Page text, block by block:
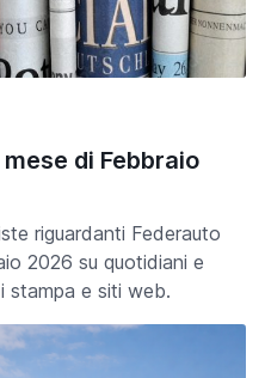
di Febbraio
riguardanti Federauto
2026 su quotidiani e
stampa e siti web.